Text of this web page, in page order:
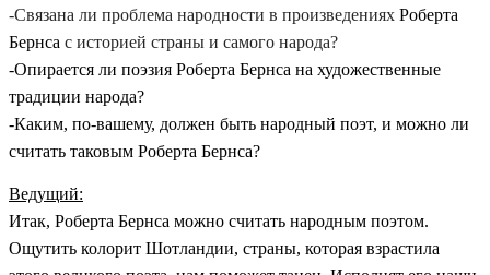
-Связана ли проблема народности в произведениях Роберта
Бернса с историей страны и самого народа?
-Опирается ли поэзия Роберта Бернса на художественные
традиции народа?
-Каким, по-вашему, должен быть народный поэт, и можно ли
считать таковым Роберта Бернса?
Ведущий:
Итак, Роберта Бернса можно считать народным поэтом.
Ощутить колорит Шотландии, страны, которая взрастила